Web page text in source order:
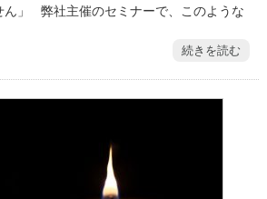
ん」 弊社主催のセミナーで、このような
続きを読む